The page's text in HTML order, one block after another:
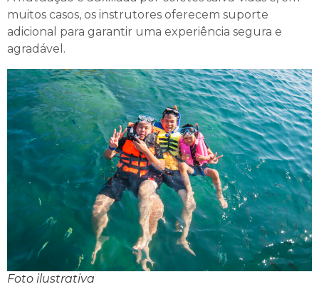
muitos casos, os instrutores oferecem suporte
adicional para garantir uma experiência segura e
agradável.
Foto ilustrativa